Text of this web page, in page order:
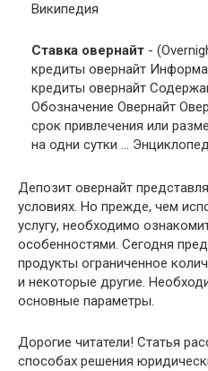
Википедия
Ставка овернайт -
кредиты овернайт
кредиты овернайт
Обозначение Овернайт
срок привлечения или
на одни сутки …
Депозит овернайт
условиях. Но прежде, чем
услугу, необходимо
особенностями. Сегодня
продукты ограниченное
и некоторые другие.
основные параметры.
Дорогие читатели! Статья
способах решения